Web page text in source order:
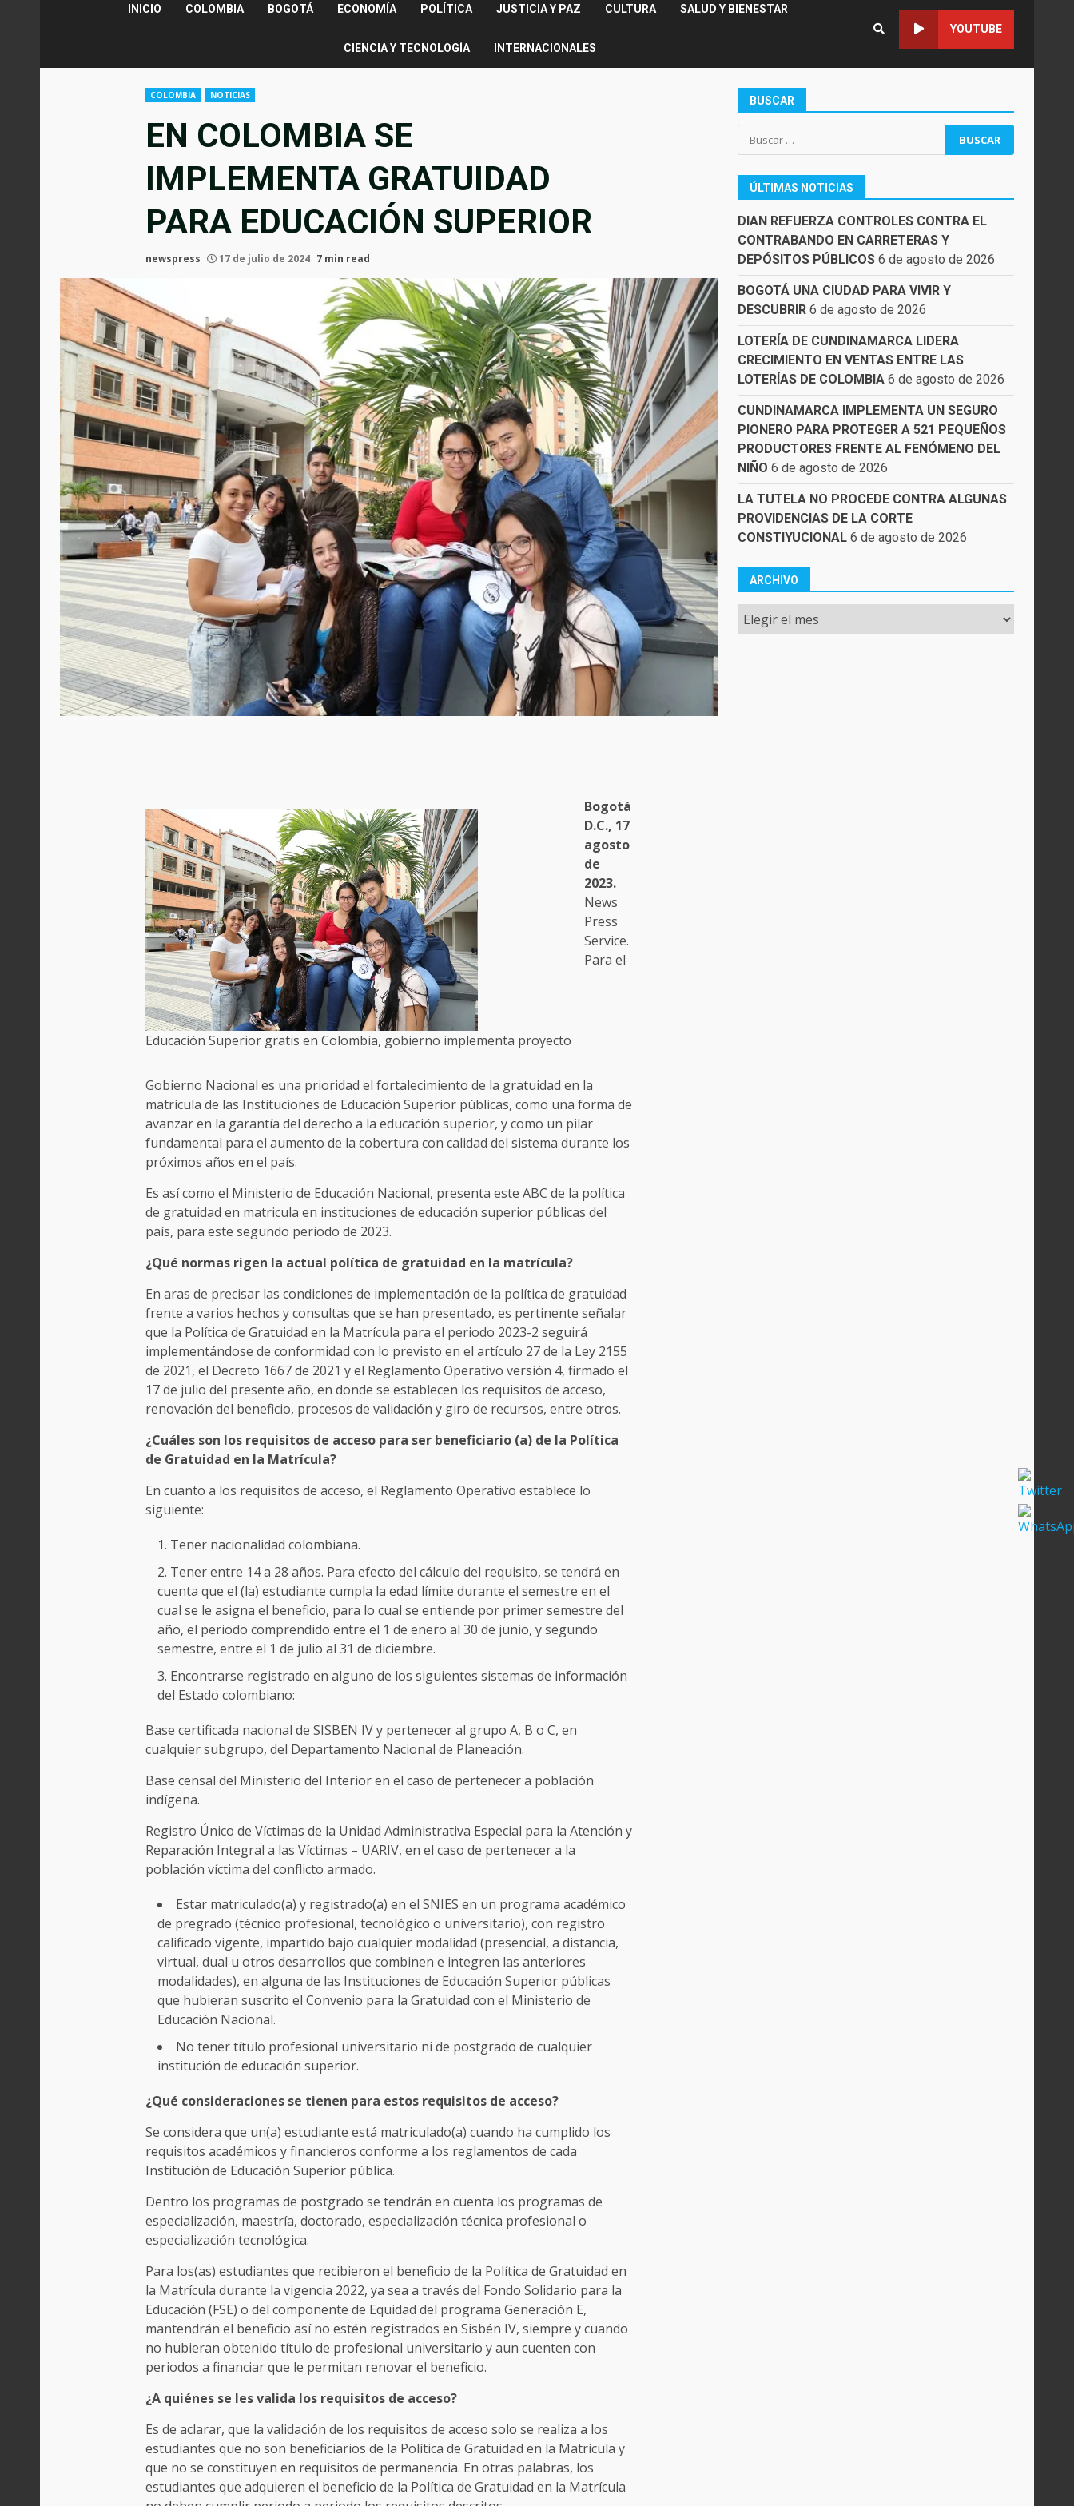
INICIO COLOMBIA BOGOTÁ ECONOMÍA POLÍTICA JUSTICIA Y PAZ CULTURA SALUD Y BIENESTAR
CIENCIA Y TECNOLOGÍA INTERNACIONALES
YOUTUBE
COLOMBIA NOTICIAS
EN COLOMBIA SE
IMPLEMENTA GRATUIDAD
PARA EDUCACIÓN SUPERIOR
newspress 17 de julio de 2024 7 min read
Educación Superior gratis en Colombia, gobierno implementa proyecto
Bogotá
D.C., 17
agosto
de
2023.
News
Press
Service.
Para el
Gobierno Nacional es una prioridad el fortalecimiento de la gratuidad en la
matrícula de las Instituciones de Educación Superior públicas, como una forma de
avanzar en la garantía del derecho a la educación superior, y como un pilar
fundamental para el aumento de la cobertura con calidad del sistema durante los
próximos años en el país.
Es así como el Ministerio de Educación Nacional, presenta este ABC de la política
de gratuidad en matricula en instituciones de educación superior públicas del
país, para este segundo periodo de 2023.
¿Qué normas rigen la actual política de gratuidad en la matrícula?
En aras de precisar las condiciones de implementación de la política de gratuidad
frente a varios hechos y consultas que se han presentado, es pertinente señalar
que la Política de Gratuidad en la Matrícula para el periodo 2023-2 seguirá
implementándose de conformidad con lo previsto en el artículo 27 de la Ley 2155
de 2021, el Decreto 1667 de 2021 y el Reglamento Operativo versión 4, firmado el
17 de julio del presente año, en donde se establecen los requisitos de acceso,
renovación del beneficio, procesos de validación y giro de recursos, entre otros.
¿Cuáles son los requisitos de acceso para ser beneficiario (a) de la Política
de Gratuidad en la Matrícula?
En cuanto a los requisitos de acceso, el Reglamento Operativo establece lo
siguiente:
Tener nacionalidad colombiana.
Tener entre 14 a 28 años. Para efecto del cálculo del requisito, se tendrá en
cuenta que el (la) estudiante cumpla la edad límite durante el semestre en el
cual se le asigna el beneficio, para lo cual se entiende por primer semestre del
año, el periodo comprendido entre el 1 de enero al 30 de junio, y segundo
semestre, entre el 1 de julio al 31 de diciembre.
Encontrarse registrado en alguno de los siguientes sistemas de información
del Estado colombiano:
Base certificada nacional de SISBEN IV y pertenecer al grupo A, B o C, en
cualquier subgrupo, del Departamento Nacional de Planeación.
Base censal del Ministerio del Interior en el caso de pertenecer a población
indígena.
Registro Único de Víctimas de la Unidad Administrativa Especial para la Atención y
Reparación Integral a las Víctimas – UARIV, en el caso de pertenecer a la
población víctima del conflicto armado.
Estar matriculado(a) y registrado(a) en el SNIES en un programa académico
de pregrado (técnico profesional, tecnológico o universitario), con registro
calificado vigente, impartido bajo cualquier modalidad (presencial, a distancia,
virtual, dual u otros desarrollos que combinen e integren las anteriores
modalidades), en alguna de las Instituciones de Educación Superior públicas
que hubieran suscrito el Convenio para la Gratuidad con el Ministerio de
Educación Nacional.
No tener título profesional universitario ni de postgrado de cualquier
institución de educación superior.
¿Qué consideraciones se tienen para estos requisitos de acceso?
Se considera que un(a) estudiante está matriculado(a) cuando ha cumplido los
requisitos académicos y financieros conforme a los reglamentos de cada
Institución de Educación Superior pública.
Dentro los programas de postgrado se tendrán en cuenta los programas de
especialización, maestría, doctorado, especialización técnica profesional o
especialización tecnológica.
Para los(as) estudiantes que recibieron el beneficio de la Política de Gratuidad en
la Matrícula durante la vigencia 2022, ya sea a través del Fondo Solidario para la
Educación (FSE) o del componente de Equidad del programa Generación E,
mantendrán el beneficio así no estén registrados en Sisbén IV, siempre y cuando
no hubieran obtenido título de profesional universitario y aun cuenten con
periodos a financiar que le permitan renovar el beneficio.
¿A quiénes se les valida los requisitos de acceso?
Es de aclarar, que la validación de los requisitos de acceso solo se realiza a los
estudiantes que no son beneficiarios de la Política de Gratuidad en la Matrícula y
que no se constituyen en requisitos de permanencia. En otras palabras, los
estudiantes que adquieren el beneficio de la Política de Gratuidad en la Matrícula
BUSCAR
Buscar:
ÚLTIMAS NOTICIAS
DIAN REFUERZA CONTROLES CONTRA EL
CONTRABANDO EN CARRETERAS Y
DEPÓSITOS PÚBLICOS 6 de agosto de 2026
BOGOTÁ UNA CIUDAD PARA VIVIR Y
DESCUBRIR 6 de agosto de 2026
LOTERÍA DE CUNDINAMARCA LIDERA
CRECIMIENTO EN VENTAS ENTRE LAS
LOTERÍAS DE COLOMBIA 6 de agosto de 2026
CUNDINAMARCA IMPLEMENTA UN SEGURO
PIONERO PARA PROTEGER A 521 PEQUEÑOS
PRODUCTORES FRENTE AL FENÓMENO DEL
NIÑO 6 de agosto de 2026
LA TUTELA NO PROCEDE CONTRA ALGUNAS
PROVIDENCIAS DE LA CORTE
CONSTIYUCIONAL 6 de agosto de 2026
ARCHIVO
Archivo